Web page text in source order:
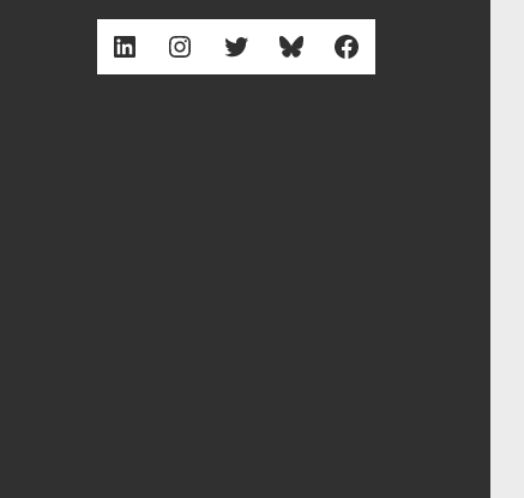
LinkedIn Instagram Twitter Bluesky Facebook